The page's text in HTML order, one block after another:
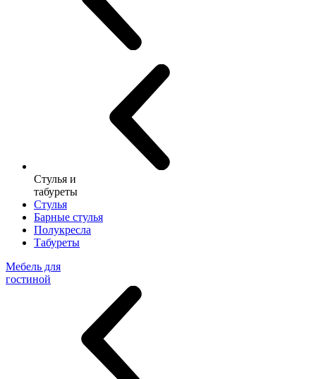
Стулья и
табуреты
Стулья
Барные стулья
Полукресла
Табуреты
Мебель для
гостиной